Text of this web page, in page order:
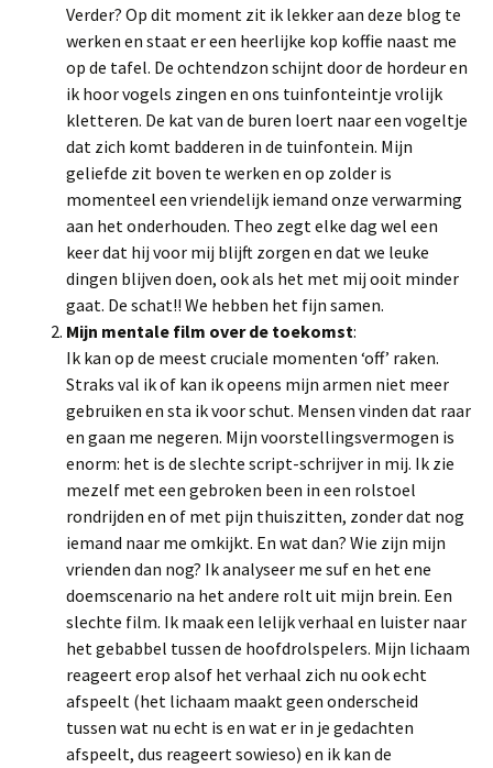
Verder? Op dit moment zit ik lekker aan deze blog te
werken en staat er een heerlijke kop koffie naast me
op de tafel. De ochtendzon schijnt door de hordeur en
ik hoor vogels zingen en ons tuinfonteintje vrolijk
kletteren. De kat van de buren loert naar een vogeltje
dat zich komt badderen in de tuinfontein. Mijn
geliefde zit boven te werken en op zolder is
momenteel een vriendelijk iemand onze verwarming
aan het onderhouden. Theo zegt elke dag wel een
keer dat hij voor mij blijft zorgen en dat we leuke
dingen blijven doen, ook als het met mij ooit minder
gaat. De schat!! We hebben het fijn samen.
Mijn mentale film over de toekomst:
Ik kan op de meest cruciale momenten ‘off’ raken.
Straks val ik of kan ik opeens mijn armen niet meer
gebruiken en sta ik voor schut. Mensen vinden dat raar
en gaan me negeren. Mijn voorstellingsvermogen is
enorm: het is de slechte script-schrijver in mij. Ik zie
mezelf met een gebroken been in een rolstoel
rondrijden en of met pijn thuiszitten, zonder dat nog
iemand naar me omkijkt. En wat dan? Wie zijn mijn
vrienden dan nog? Ik analyseer me suf en het ene
doemscenario na het andere rolt uit mijn brein. Een
slechte film. Ik maak een lelijk verhaal en luister naar
het gebabbel tussen de hoofdrolspelers. Mijn lichaam
reageert erop alsof het verhaal zich nu ook echt
afspeelt (het lichaam maakt geen onderscheid
tussen wat nu echt is en wat er in je gedachten
afspeelt, dus reageert sowieso) en ik kan de